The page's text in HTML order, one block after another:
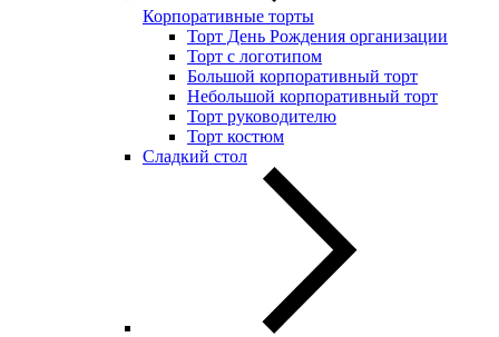
Корпоративные торты
Торт День Рождения организации
Торт с логотипом
Большой корпоративный торт
Небольшой корпоративный торт
Торт руководителю
Торт костюм
Сладкий стол